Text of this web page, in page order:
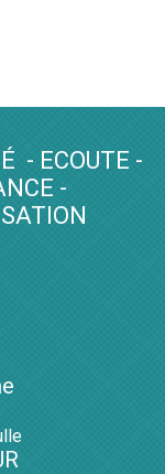
- ECOUTE -
-